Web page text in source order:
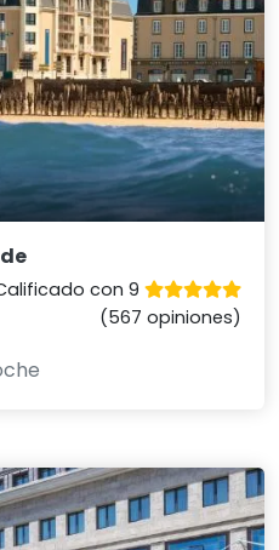
con 9
(567 opiniones)